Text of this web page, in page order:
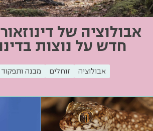
אבולוציה של
חדש על נוצות
אבולוציה זוחלים מבנה ותפקוד